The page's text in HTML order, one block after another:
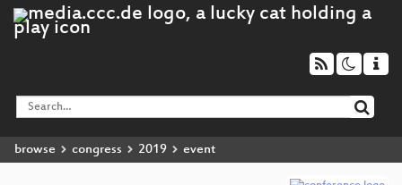
browse congress 2019 event